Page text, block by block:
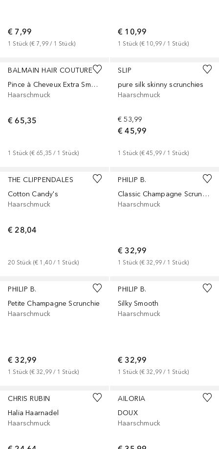
€ 7,99
1 Stück (€ 7,99 / 1 Stück)
€ 10,99
1 Stück (€ 10,99 / 1 Stück)
BALMAIN HAIR COUTURE
Pince à Cheveux Extra Small White/Black
Haarschmuck
€ 65,35
1 Stück (€ 65,35 / 1 Stück)
SLIP
pure silk skinny scrunchies
Haarschmuck
€ 53,99
€ 45,99
1 Stück (€ 45,99 / 1 Stück)
THE CLIPPENDALES
Cotton Candy's
Haarschmuck
€ 28,04
20 Stück (€ 1,40 / 1 Stück)
PHILIP B.
Classic Champagne Scrunchie
Haarschmuck
€ 32,99
1 Stück (€ 32,99 / 1 Stück)
PHILIP B.
Petite Champagne Scrunchie
Haarschmuck
€ 32,99
1 Stück (€ 32,99 / 1 Stück)
PHILIP B.
Silky Smooth
Haarschmuck
€ 32,99
1 Stück (€ 32,99 / 1 Stück)
CHRIS RUBIN
Halia Haarnadel
Haarschmuck
AILORIA
DOUX
Haarschmuck